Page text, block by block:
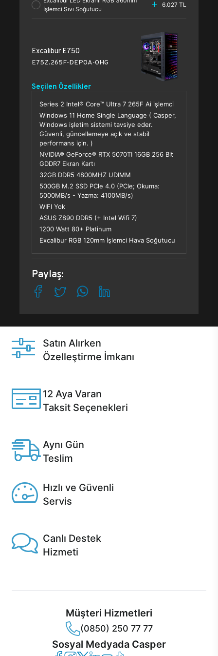
İşlemci Sıvı Soğutucu
6.027 TL
Excalibur E750
E75Z.265F-DEP0A-0HG
Seçilen Özellikler
Series 2 Intel® Core™ Ultra 7 265F Ai işlemci
Windows 11 Home Single Language ( Casper,
Windows işletim sistemi tavsiye eder.
Güvenli, güncellemeye açık ve stabil
performans için. )
NVIDIA® GeForce® RTX 5070TI 16GB 256 Bit
GDDR7 Ekran Kartı
32GB DDR5 4800MHZ UDIMM
500GB M.2 SSD PCle 4.0 (PCle; Okuma:
5000MB/s - Yazma: 4100MB/s)
WIFI Yok
ASUS Z890 DDR5 (+ Intel Wifi 7)
1200 Watt 80+ Platinum
Excalibur RGB 120mm İşlemci Hava Soğutucu
Paylaş:
Satın Alırken
Özelleştirme İmkanı
12 Aya Varan
Taksit Seçenekleri
Aynı Gün
Teslim
Hızlı ve Güvenli
Servis
Canlı Destek
Hizmeti
Müşteri Hizmetleri
(0850) 250 77 77
Sosyal Medyada Casper